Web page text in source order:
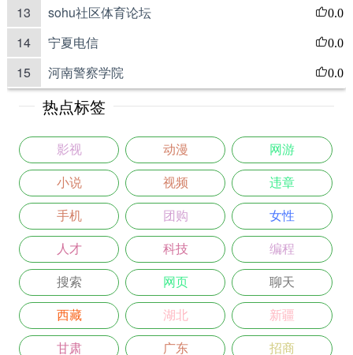
13 sohu社区体育论坛 0.0
14 宁夏电信 0.0
15 河南警察学院 0.0
热点标签
影视 动漫 网游
小说 视频 违章
手机 团购 女性
人才 科技 编程
搜索 网页 聊天
西藏 湖北 新疆
甘肃 广东 招商